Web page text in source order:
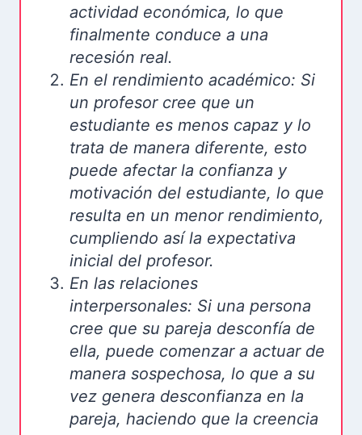
actividad económica, lo que
finalmente conduce a una
recesión real.
En el rendimiento académico: Si
un profesor cree que un
estudiante es menos capaz y lo
trata de manera diferente, esto
puede afectar la confianza y
motivación del estudiante, lo que
resulta en un menor rendimiento,
cumpliendo así la expectativa
inicial del profesor.
En las relaciones
interpersonales: Si una persona
cree que su pareja desconfía de
ella, puede comenzar a actuar de
manera sospechosa, lo que a su
vez genera desconfianza en la
pareja, haciendo que la creencia